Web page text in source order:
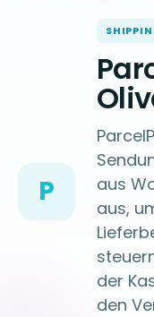
P
aus
aus,
der
den